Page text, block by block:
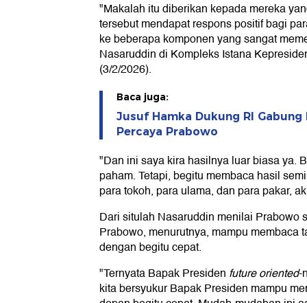
"Makalah itu diberikan kepada mereka
tersebut mendapat respons positif bagi
ke beberapa komponen yang sangat
Nasaruddin di Kompleks Istana
(3/2/2026).
Baca juga:
Jusuf Hamka Dukung RI
Percaya Prabowo
"Dan ini saya kira hasilnya luar biasa ya.
paham. Tetapi, begitu membaca hasil
para tokoh, para ulama, dan para pakar,
Dari situlah Nasaruddin menilai Prabowo
Prabowo, menurutnya, mampu membaca
dengan begitu cepat.
"Ternyata Bapak Presiden future oriented-
kita bersyukur Bapak Presiden mampu